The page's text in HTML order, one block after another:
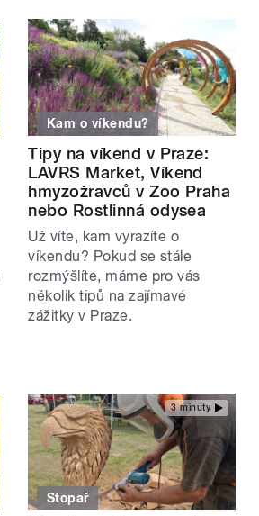
Kam o víkendu?
Tipy na víkend v Praze:
LAVRS Market, Víkend
hmyzožravců v Zoo Praha
nebo Rostlinná odysea
Už víte, kam vyrazíte o
víkendu? Pokud se stále
rozmýšlíte, máme pro vás
několik tipů na zajímavé
zážitky v Praze.
3 minuty
Stopař